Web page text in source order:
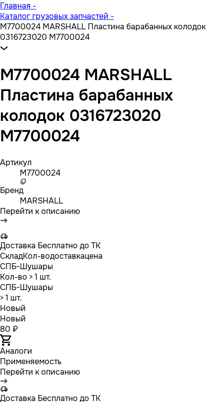
Главная -
Каталог грузовых запчастей -
M7700024 MARSHALL Пластина барабанных колодок
0316723020 M7700024
M7700024 MARSHALL
Пластина барабанных
колодок 0316723020
M7700024
Артикул
M7700024
Бренд
MARSHALL
Перейти к описанию
Доставка Бесплатно до ТК
СкладКол-водоставкацена
СПБ-Шушары
Кол-во > 1 шт.
СПБ-Шушары
> 1 шт.
Новый
Новый
80 ₽
Аналоги
Применяемость
Перейти к описанию
Доставка Бесплатно до ТК